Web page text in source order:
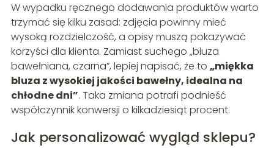
W wypadku ręcznego dodawania produktów warto
trzymać się kilku zasad: zdjęcia powinny mieć
wysoką rozdzielczość, a opisy muszą pokazywać
korzyści dla klienta. Zamiast suchego „bluza
bawełniana, czarna”, lepiej napisać, że to „miękka
bluza z wysokiej jakości bawełny, idealna na
chłodne dni”. Taka zmiana potrafi podnieść
współczynnik konwersji o kilkadziesiąt procent.
Jak personalizować wygląd sklepu?